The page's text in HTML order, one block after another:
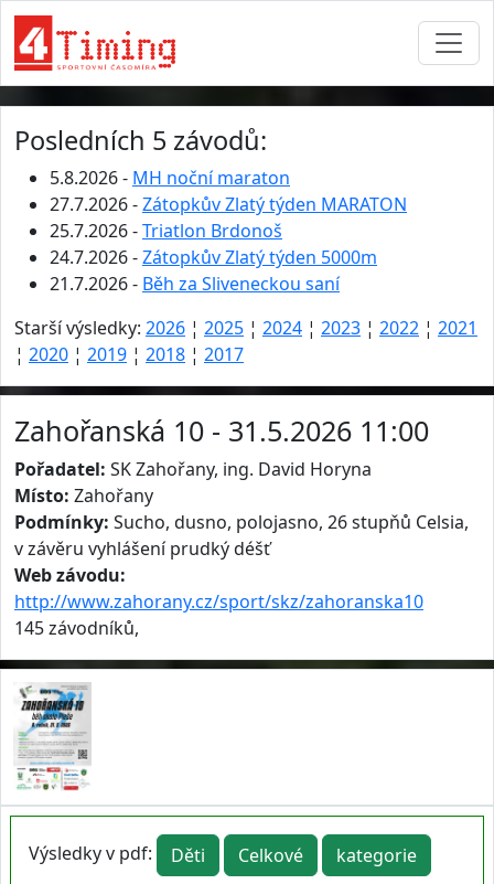
Posledních 5 závodů:
5.8.2026 - MH noční maraton
27.7.2026 -Zátopkův Zlatý týden MARATON
25.7.2026 -Triatlon Brdonoš
24.7.2026 -Zátopkův Zlatý týden 5000m
21.7.2026 - Běh za Sliveneckou saní
Starší výsledky: 2026 ¦ 2025 ¦ 2024 ¦ 2023 ¦ 2022 ¦ 2021
¦ 2020 ¦ 2019 ¦ 2018 ¦ 2017
Zahořanská 10 - 31.5.2026 11:00
Pořadatel: SK Zahořany, ing. David Horyna
Místo: Zahořany
Podmínky: Sucho, dusno, polojasno, 26 stupňů Celsia,
v závěru vyhlášení prudký déšť
Web závodu:
http://www.zahorany.cz/sport/skz/zahoranska10
145 závodníků,
Výsledky v pdf: Děti Celkové kategorie